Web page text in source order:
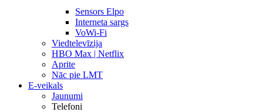
Sensors Elpo
Interneta sargs
VoWi-Fi
Viedtelevīzija
HBO Max | Netflix
Aprite
Nāc pie LMT
E-veikals
Jaunumi
Telefoni